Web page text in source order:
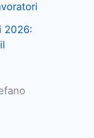
2026: